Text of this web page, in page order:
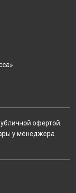
офертой.
у менеджера